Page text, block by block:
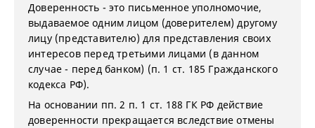
Доверенность - это письменное уполномочие,
выдаваемое одним лицом (доверителем) другому
лицу (представителю) для представления своих
интересов перед третьими лицами (в данном
случае - перед банком) (п. 1 ст. 185 Гражданского
кодекса РФ).
На основании пп. 2 п. 1 ст. 188 ГК РФ действие
доверенности прекращается вследствие отмены